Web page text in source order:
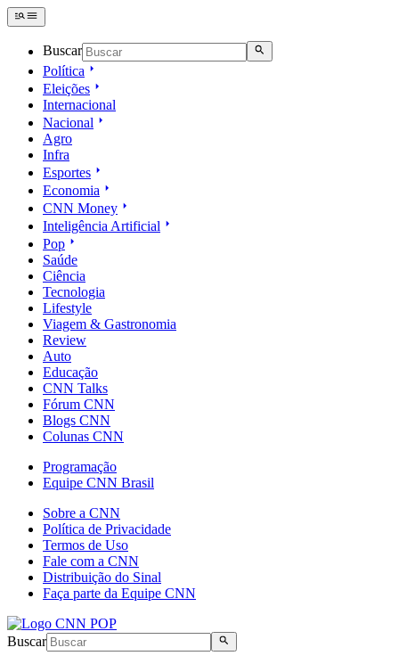
Buscar
Política
Eleições
Internacional
Nacional
Agro
Infra
Esportes
Economia
CNN Money
Inteligência Artificial
Pop
Saúde
Ciência
Tecnologia
Lifestyle
Viagem & Gastronomia
Review
Auto
Educação
CNN Talks
Fórum CNN
Blogs CNN
Colunas CNN
Programação
Equipe CNN Brasil
Sobre a CNN
Política de Privacidade
Termos de Uso
Fale com a CNN
Distribuição do Sinal
Faça parte da Equipe CNN
Buscar